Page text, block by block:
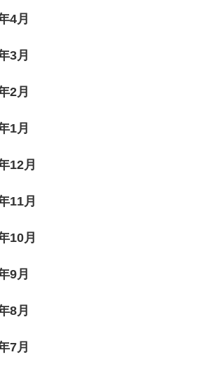
4月
3月
2月
1月
12月
11月
10月
9月
8月
7月